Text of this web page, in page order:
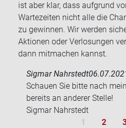
ist aber klar, dass aufgrund
Wartezeiten nicht alle die
zu gewinnen. Wir werden
Aktionen oder Verlosungen
dann mitmachen kannst.
Sigmar Nahrstedt
Schau­en Sie bitte nach
be­reits an an­de­rer Stel­le!
Sig­mar Nahr­stedt
Sei­ten­num­me­rie­rung
Aktuelle
1 Seite
2